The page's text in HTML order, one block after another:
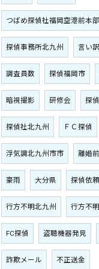
つばめ探偵社福岡空港前本部
探偵事務所北九州 言い訳
調査員数 探偵福岡市
暗視撮影 研修会 探
探偵社北九州 ＦＣ探偵
浮気調北九州市市 離婚
豪雨 大分県 探偵依頼
行方不明北九州 行方不明
FC探偵 盗聴機器発見
詐欺メール 不正送金